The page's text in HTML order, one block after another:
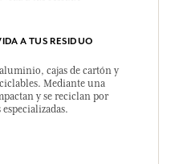
A TUS RESIDUO
cajas de cartón y
Mediante una
y se reciclan por
especializadas.